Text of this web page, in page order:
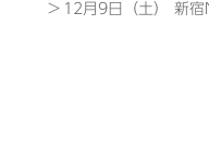
12月9日（土） 新宿